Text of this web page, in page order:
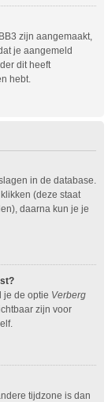
zijn aangemaakt,
je aangemeld
dit heeft
hebt.
in de database.
(deze staat
daarna kun je je
je de optie Verberg
zijn voor
tijdzone is dan